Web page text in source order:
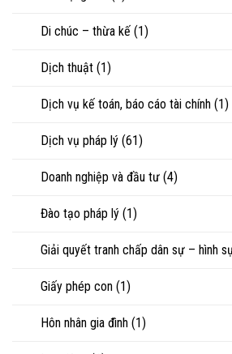
chấp
Di chúc – thừa kế (1)
Dịch thuật (1)
Dịch vụ kế toán, báo cáo tài chính (1)
Dịch vụ pháp lý (61)
Doanh nghiệp và đầu tư (4)
Đào tạo pháp lý (1)
Giải quyết tranh chấp dân sự – hình
Giấy phép con (1)
Hôn nhân gia đình (1)